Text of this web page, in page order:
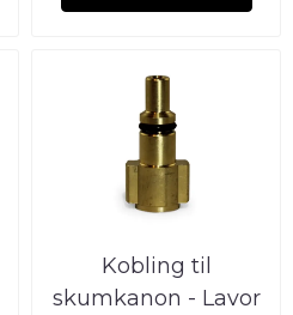
Kobling til
skumkanon - Lavor